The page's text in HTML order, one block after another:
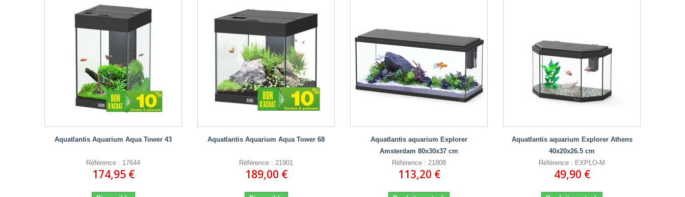
Aquatlantis Aquarium Aqua Tower 43
Référence : 17644
174,95 €
Aquatlantis Aquarium Aqua Tower 68
Référence : 21901
189,00 €
Aquatlantis aquarium Explorer
Amsterdam 80x30x37 cm
Référence : 21808
113,20 €
Aquatlantis aquarium Explorer Athens
40x20x26.5 cm
Référence : EXPLO-M
49,90 €